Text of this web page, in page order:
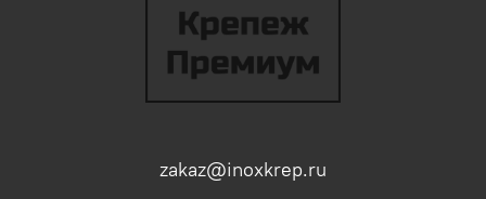
zakaz@inoxkrep.ru